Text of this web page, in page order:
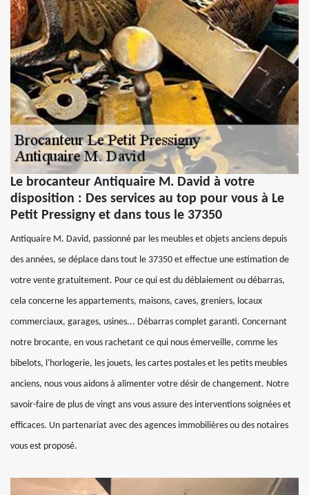
Le brocanteur Antiquaire M. David à votre
disposition : Des services au top pour vous à Le
Petit Pressigny et dans tous le 37350
Antiquaire M. David, passionné par les meubles et objets anciens depuis
des années, se déplace dans tout le 37350 et effectue une estimation de
votre vente gratuitement. Pour ce qui est du déblaiement ou débarras,
cela concerne les appartements, maisons, caves, greniers, locaux
commerciaux, garages, usines... Débarras complet garanti. Concernant
notre brocante, en vous rachetant ce qui nous émerveille, comme les
bibelots, l'horlogerie, les jouets, les cartes postales et les petits meubles
anciens, nous vous aidons à alimenter votre désir de changement. Notre
savoir-faire de plus de vingt ans vous assure des interventions soignées et
efficaces. Un partenariat avec des agences immobilières ou des notaires
vous est proposé.